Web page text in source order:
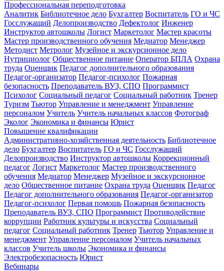
Профессиональная переподготовка
Аналитик Библиотечное дело Бухгалтер Воспитатель ГО и ЧС
Госслужащий Делопроизводство Дефектолог Инженер
Инструктор автошколы Логист Маркетолог Мастер красоты
Мастер производственного обучения Медиатор Менеджер
Методист Метролог Музейное и экскурсионное дело
Нутрициолог Общественное питание Оператор БПЛА Охрана
труда Оценщик Педагог дополнительного образования
Педагог-организатор Педагог-психолог Пожарная
безопасность Преподаватель ВУЗ, СПО Программист
Психолог Социальный педагог Социальный работник Тренер
Туризм Тьютор Управление и менеджмент Управление
персоналом Учитель Учитель начальных классов Фотограф
Эколог Экономика и финансы Юрист
Повышение квалификации
Административно-хозяйственная деятельность Библиотечное
дело Бухгалтер Воспитатель ГО и ЧС Госслужащий
Делопроизводство Инструктор автошколы Коррекционный
педагог Логист Маркетолог Мастер производственного
обучения Медиатор Менеджер Музейное и экскурсионное
дело Общественное питание Охрана труда Оценщик Педагог
Педагог дополнительного образования Педагог-организатор
Педагог-психолог Первая помощь Пожарная безопасность
Преподаватель ВУЗ, СПО Программист Противодействие
коррупции Работник культуры и искусства Социальный
педагог Социальный работник Тренер Тьютор Управление и
менеджмент Управление персоналом Учитель начальных
классов Учитель школы Экономика и финансы
Электробезопасность Юрист
Вебинары